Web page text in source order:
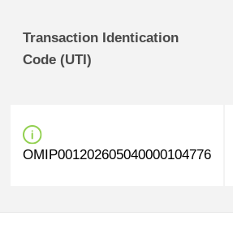
Transaction Identication
Code (UTI)
OMIP001202605040000104776